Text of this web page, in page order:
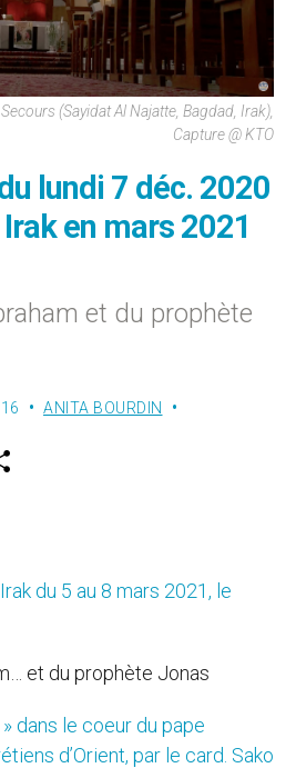
(Sayidat Al Najatte, Bagdad, Irak),
Capture @ KTO
lundi 7 déc. 2020
en mars 2021
et du prophète
ANITA BOURDIN
du 5 au 8 mars 2021, le
et du prophète Jonas
dans le coeur du pape
d’Orient, par le card. Sako